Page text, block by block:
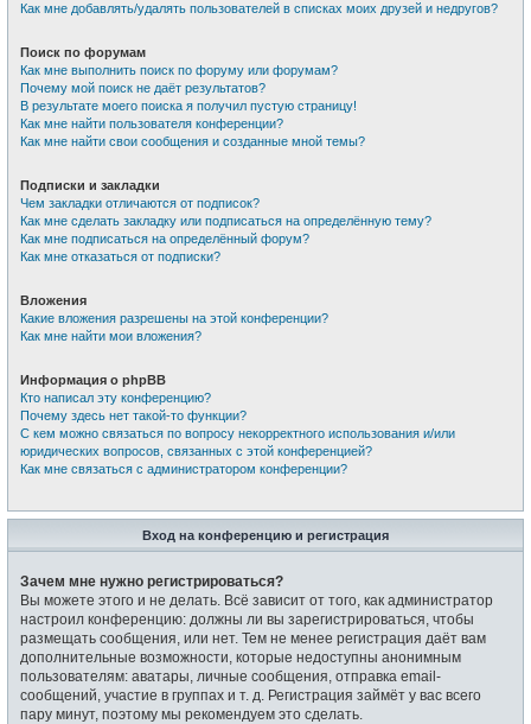
Как мне добавлять/удалять пользователей в списках моих друзей и недругов?
Поиск по форумам
Как мне выполнить поиск по форуму или форумам?
Почему мой поиск не даёт результатов?
В результате моего поиска я получил пустую страницу!
Как мне найти пользователя конференции?
Как мне найти свои сообщения и созданные мной темы?
Подписки и закладки
Чем закладки отличаются от подписок?
Как мне сделать закладку или подписаться на определённую тему?
Как мне подписаться на определённый форум?
Как мне отказаться от подписки?
Вложения
Какие вложения разрешены на этой конференции?
Как мне найти мои вложения?
Информация о phpBB
Кто написал эту конференцию?
Почему здесь нет такой-то функции?
С кем можно связаться по вопросу некорректного использования и/или
юридических вопросов, связанных с этой конференцией?
Как мне связаться с администратором конференции?
Вход на конференцию и регистрация
Зачем мне нужно регистрироваться?
Вы можете этого и не делать. Всё зависит от того, как администратор
настроил конференцию: должны ли вы зарегистрироваться, чтобы
размещать сообщения, или нет. Тем не менее регистрация даёт вам
дополнительные возможности, которые недоступны анонимным
пользователям: аватары, личные сообщения, отправка email-
сообщений, участие в группах и т. д. Регистрация займёт у вас всего
пару минут, поэтому мы рекомендуем это сделать.